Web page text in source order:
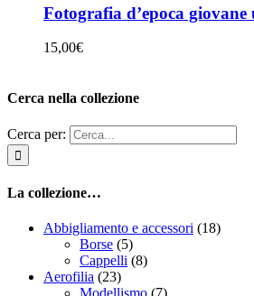
Fotografia d’epoca
15,00€
Cerca nella collezione
Cerca per:
La collezione…
Abbigliamento e accessori (18)
Borse (5)
Cappelli (8)
Aerofilia (23)